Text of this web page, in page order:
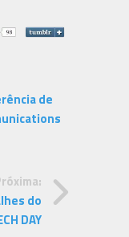
de
do
DAY